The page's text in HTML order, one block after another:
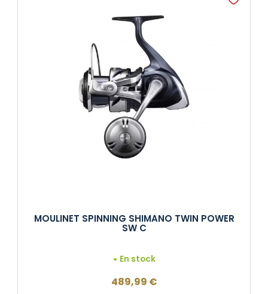
MOULINET SPINNING SHIMANO TWIN POWER
SW C
En stock
489,99 €